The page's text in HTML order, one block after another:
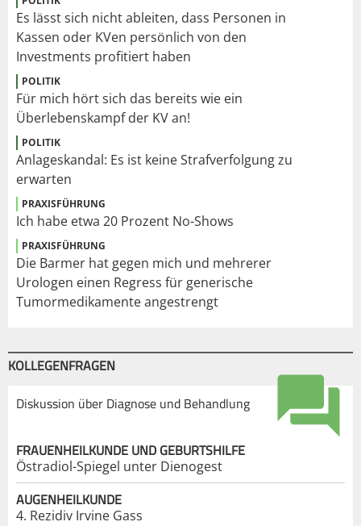
Es lässt sich nicht ableiten, dass Personen in
Kassen oder KVen persönlich von den
Investments profitiert haben
POLITIK
Für mich hört sich das bereits wie ein
Überlebenskampf der KV an!
POLITIK
Anlageskandal: Es ist keine Strafverfolgung zu
erwarten
PRAXISFÜHRUNG
Ich habe etwa 20 Prozent No-Shows
PRAXISFÜHRUNG
Die Barmer hat gegen mich und mehrerer
Urologen einen Regress für generische
Tumormedikamente angestrengt
KOLLEGENFRAGEN
Diskussion über Diagnose und Behandlung
FRAUENHEILKUNDE UND GEBURTSHILFE
Östradiol-Spiegel unter Dienogest
AUGENHEILKUNDE
4. Rezidiv Irvine Gass